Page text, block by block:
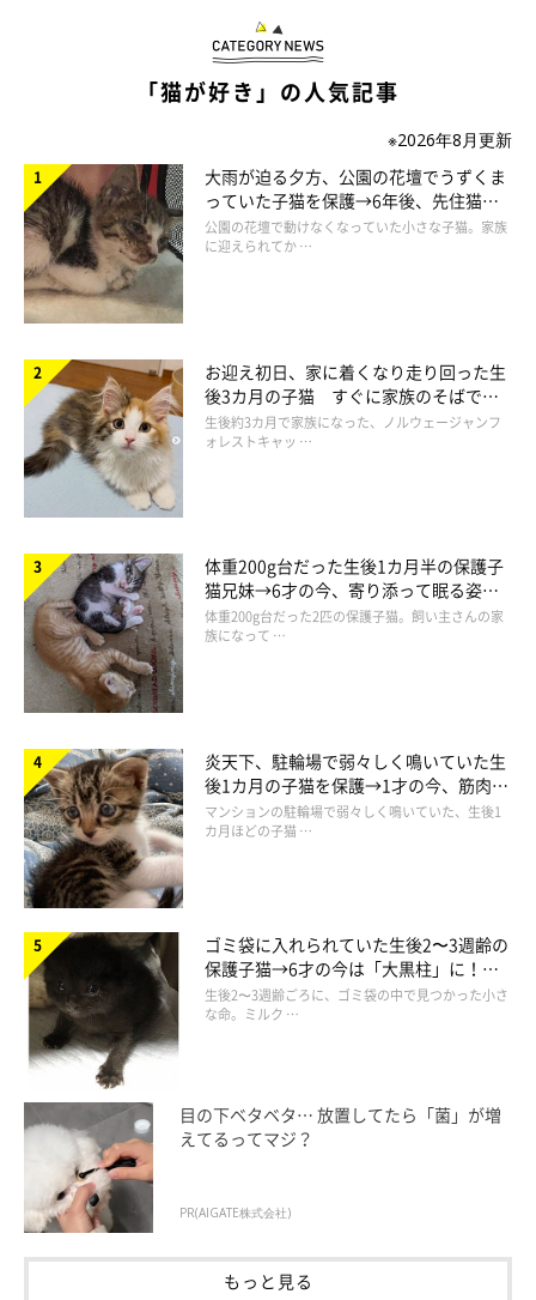
何もついていない指先を確認中
私がもう一度指をししまるに向けると、ししまるは残り香を必死
に嗅ぎ尽くし、そのままご飯入れに直行。
お皿に残っていたカリカリを食べ始めるのでした。
表情でおねだり中
その姿はまるで、焼肉の匂いで白米を食べるかのような定番の貧
「猫が好き」の人気記事
※2026年8月更新
大雨が迫る夕方、公園の花壇でうずくま
っていた子猫を保護→6年後、先住猫
と“姉妹”のような関係に
公園の花壇で動けなくなっていた小さな子猫。家族
に迎えられてか …
お迎え初日、家に着くなり走り回った生
後3カ月の子猫 すぐに家族のそばで落
ち着く姿に「迎えてよかった」
生後約3カ月で家族になった、ノルウェージャンフ
ォレストキャッ …
体重200g台だった生後1カ月半の保護子
猫兄妹→6才の今、寄り添って眠る姿に
ほっこり！
体重200g台だった2匹の保護子猫。飼い主さんの家
族になって …
炎天下、駐輪場で弱々しく鳴いていた生
後1カ月の子猫を保護→1才の今、筋肉質
でツンデレなコに成長
マンションの駐輪場で弱々しく鳴いていた、生後1
カ月ほどの子猫 …
ゴミ袋に入れられていた生後2〜3週齢の
保護子猫→6才の今は「大黒柱」に！
美しい黒猫に成長した姿にグッとくる
生後2〜3週齢ごろに、ゴミ袋の中で見つかった小さ
な命。ミルク …
目の下ベタベタ… 放置してたら「菌」が増
えてるってマジ？
PR(AIGATE株式会社)
もっと見る